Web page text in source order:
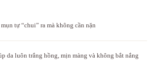
tự “chui” ra mà không cần nặn
da luôn trắng hồng, mịn màng và không bắt nắng